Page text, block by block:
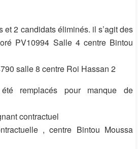
et 2 candidats éliminés. il s’agit des
PV10994 Salle 4 centre Bintou
salle 8 centre Roi Hassan 2
remplacés pour manque de
contractuel
, centre Bintou Moussa